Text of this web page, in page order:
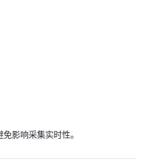
影响采集实时性。